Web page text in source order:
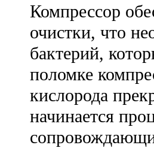
Компрессор
очистки, что
бактерий,
поломке
кислорода
начинается